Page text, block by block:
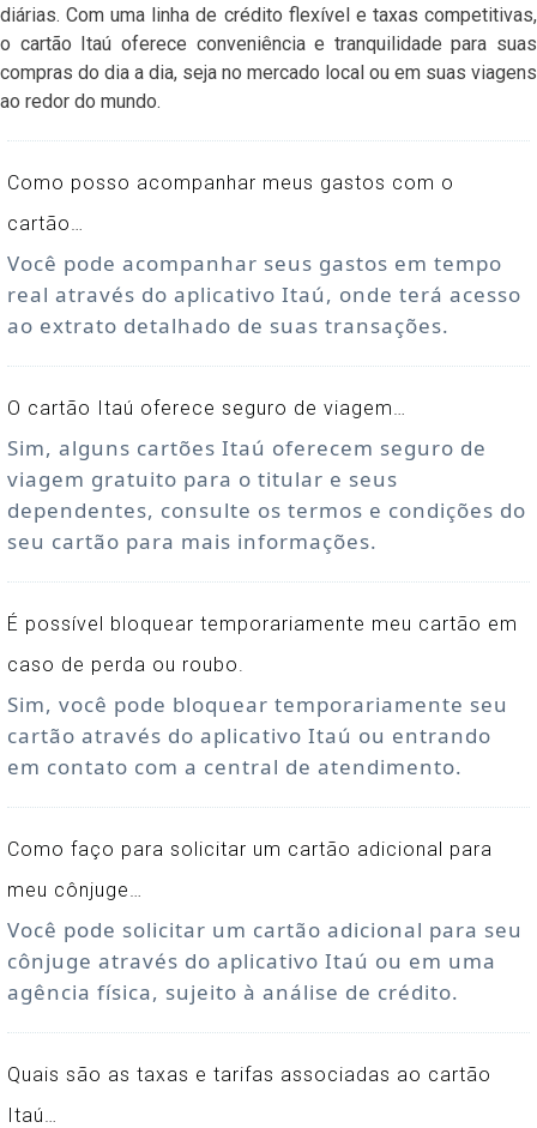
diárias. Com uma linha de crédito flexível e taxas competitivas,
o cartão Itaú oferece conveniência e tranquilidade para suas
compras do dia a dia, seja no mercado local ou em suas viagens
ao redor do mundo.
Como posso acompanhar meus gastos com o
cartão…
Você pode acompanhar seus gastos em tempo
real através do aplicativo Itaú, onde terá acesso
ao extrato detalhado de suas transações.
O cartão Itaú oferece seguro de viagem…
Sim, alguns cartões Itaú oferecem seguro de
viagem gratuito para o titular e seus
dependentes, consulte os termos e condições do
seu cartão para mais informações.
É possível bloquear temporariamente meu cartão em
caso de perda ou roubo.
Sim, você pode bloquear temporariamente seu
cartão através do aplicativo Itaú ou entrando
em contato com a central de atendimento.
Como faço para solicitar um cartão adicional para
meu cônjuge…
Você pode solicitar um cartão adicional para seu
cônjuge através do aplicativo Itaú ou em uma
agência física, sujeito à análise de crédito.
Quais são as taxas e tarifas associadas ao cartão
Itaú…